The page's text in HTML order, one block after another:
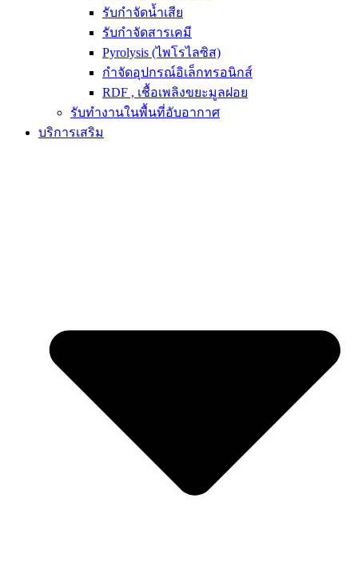
รับกำจัดน้ำเสีย
รับกำจัดสารเคมี
Pyrolysis (ไพโรไลซิส)
กำจัดอุปกรณ์อิเล็กทรอนิกส์
RDF , เชื้อเพลิงขยะมูลฝอย
รับทำงานในพื้นที่อับอากาศ
บริการเสริม